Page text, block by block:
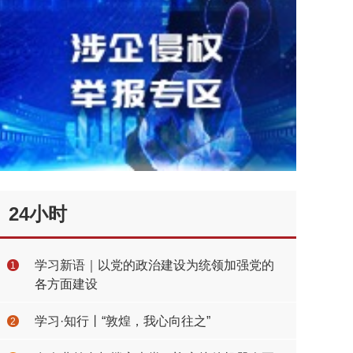
24小时
1
学习新语｜以党的政治建设为统领加强党的
各方面建设
2 学习·知行丨“敦煌，我心向往之”